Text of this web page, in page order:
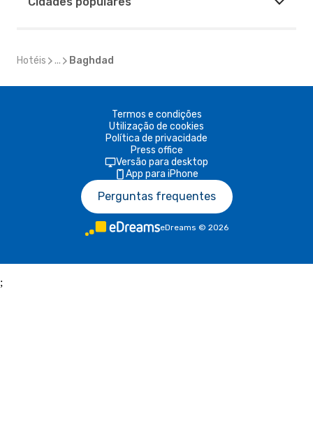
Hotéis ... Baghdad
Termos e condições
Utilização de cookies
Política de privacidade
Press office
Versão para desktop
App para iPhone
Perguntas frequentes
eDreams © 2026
;